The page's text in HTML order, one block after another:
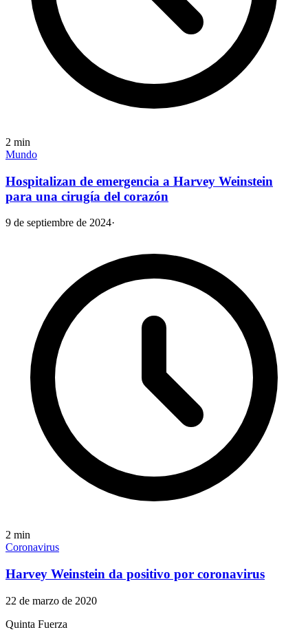
2 min
Mundo
Hospitalizan de emergencia a Harvey Weinstein
para una cirugía del corazón
9 de septiembre de 2024·
2 min
Coronavirus
Harvey Weinstein da positivo por coronavirus
22 de marzo de 2020
Quinta Fuerza